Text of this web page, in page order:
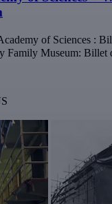
of Sciences :
Family Museum: Billet